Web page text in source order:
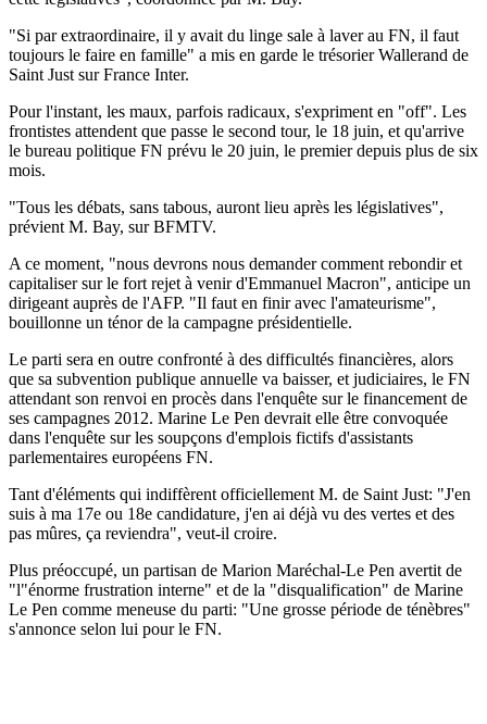
"Si par extraordinaire, il y avait du linge sale à laver au FN, il faut
toujours le faire en famille" a mis en garde le trésorier Wallerand de
Saint Just sur France Inter.
Pour l'instant, les maux, parfois radicaux, s'expriment en "off". Les
frontistes attendent que passe le second tour, le 18 juin, et qu'arrive
le bureau politique FN prévu le 20 juin, le premier depuis plus de six
mois.
"Tous les débats, sans tabous, auront lieu après les législatives",
prévient M. Bay, sur BFMTV.
A ce moment, "nous devrons nous demander comment rebondir et
capitaliser sur le fort rejet à venir d'Emmanuel Macron", anticipe un
dirigeant auprès de l'AFP. "Il faut en finir avec l'amateurisme",
bouillonne un ténor de la campagne présidentielle.
Le parti sera en outre confronté à des difficultés financières, alors
que sa subvention publique annuelle va baisser, et judiciaires, le FN
attendant son renvoi en procès dans l'enquête sur le financement de
ses campagnes 2012. Marine Le Pen devrait elle être convoquée
dans l'enquête sur les soupçons d'emplois fictifs d'assistants
parlementaires européens FN.
Tant d'éléments qui indiffèrent officiellement M. de Saint Just: "J'en
suis à ma 17e ou 18e candidature, j'en ai déjà vu des vertes et des
pas mûres, ça reviendra", veut-il croire.
Plus préoccupé, un partisan de Marion Maréchal-Le Pen avertit de
"l"énorme frustration interne" et de la "disqualification" de Marine
Le Pen comme meneuse du parti: "Une grosse période de ténèbres"
s'annonce selon lui pour le FN.